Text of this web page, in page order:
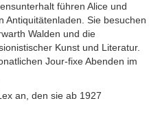
führen Alice und
Antiquitätenladen. Sie besuchen
Walden und die
Kunst und Literatur.
Jour-fixe Abenden im
an, den sie ab 1927